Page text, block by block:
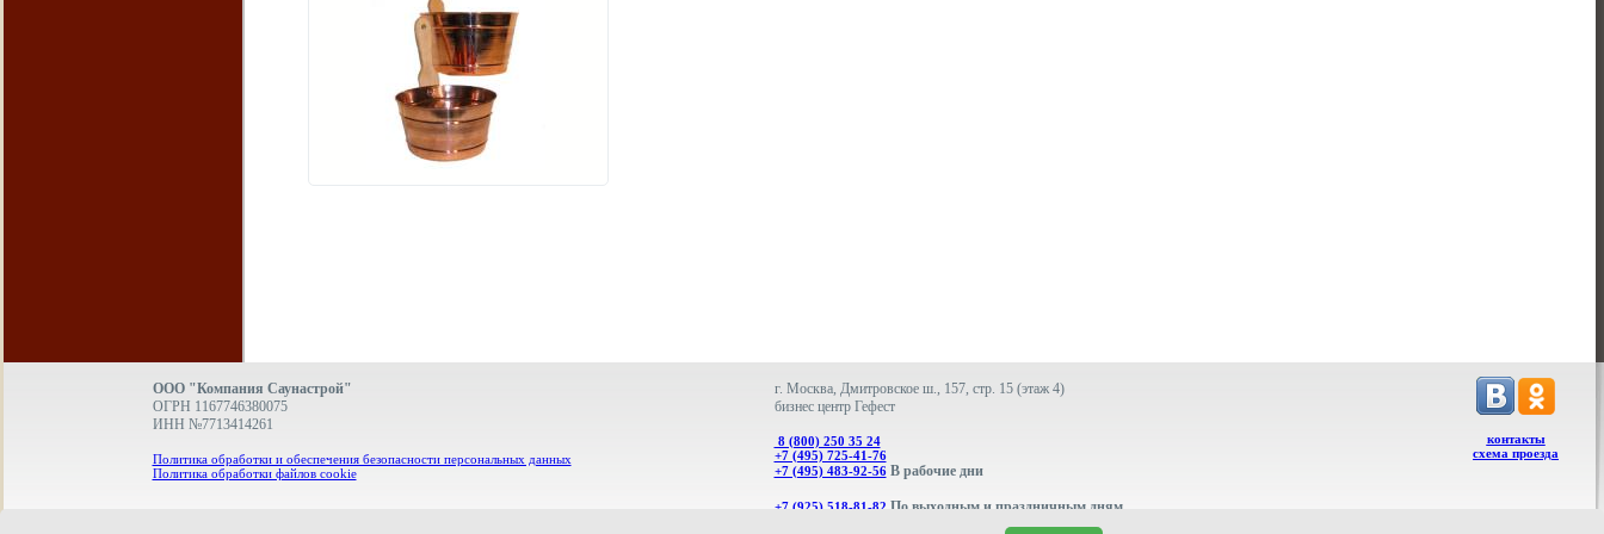
ООО "Компания Саунастрой"
ОГРН 1167746380075
ИНН №7713414261
Политика обработки и обеспечения безопасности персональных данных
Политика обработки файлов cookie
г. Москва, Дмитровское ш., 157, стр. 15 (этаж 4)
бизнес центр Гефест
8 (800) 250 35 24
+7 (495) 725-41-76
+7 (495) 483-92-56В рабочие дни
+7 (925) 518-81-82 По выходным и праздничным дням
контакты
схема проезда